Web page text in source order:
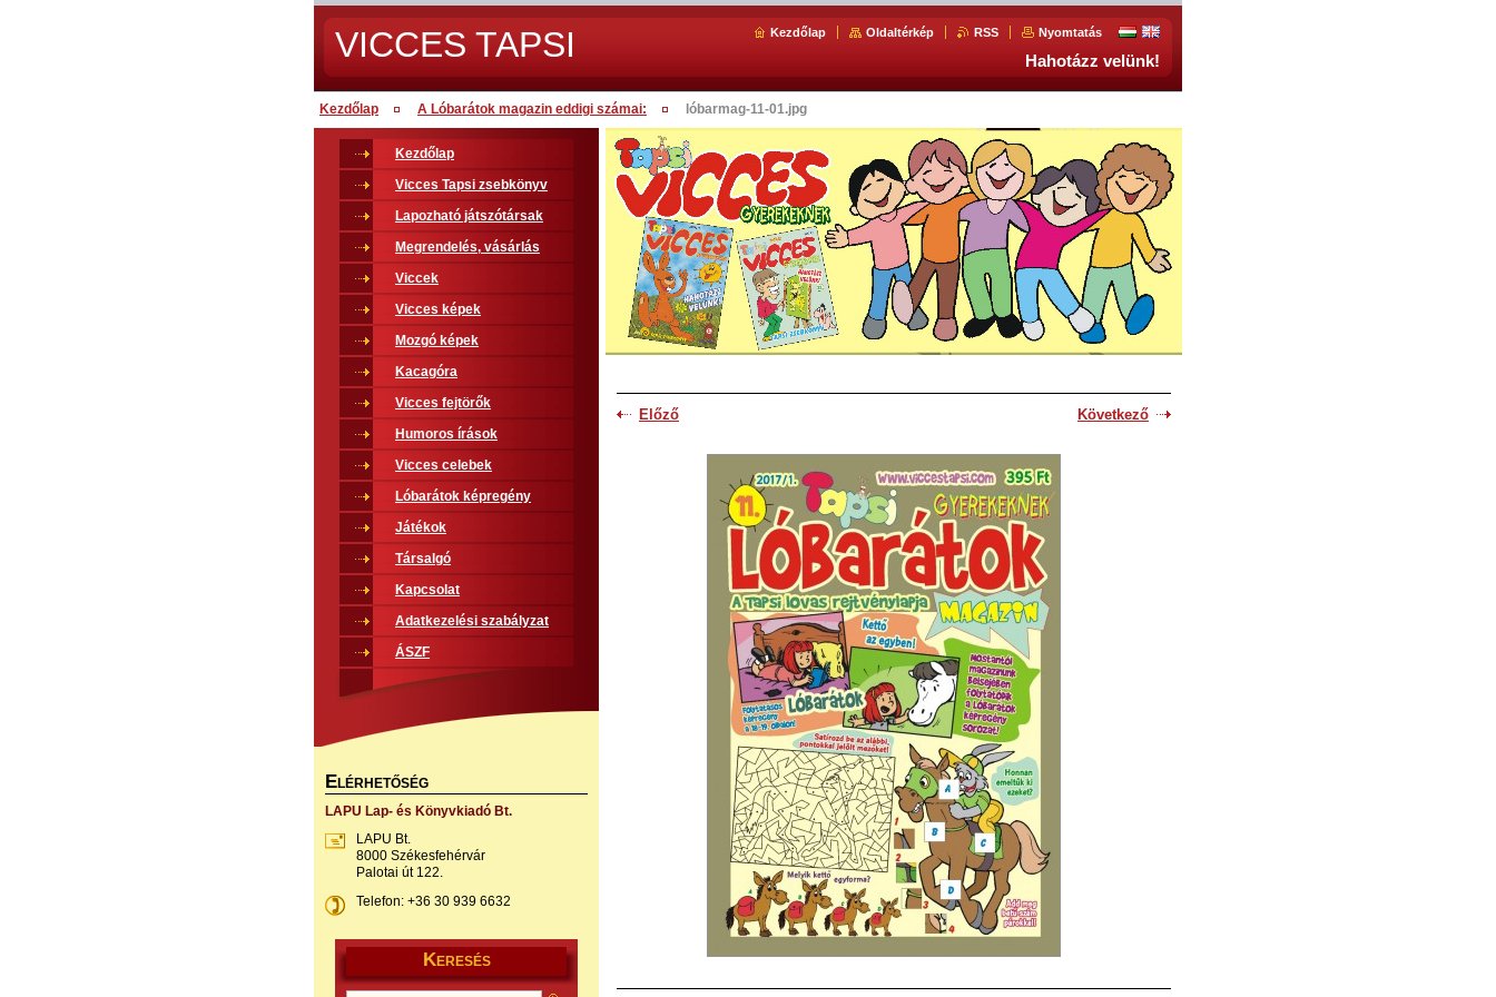
VICCES TAPSI Kezdőlap Oldaltérkép RSS Nyomtatás
Hahotázz velünk!
Kezdőlap A Lóbarátok magazin eddigi számai: lóbarmag-11-01.jpg
Előző Következő
Kezdőlap
Vicces Tapsi zsebkönyv
Lapozható játszótársak
Megrendelés, vásárlás
Viccek
Vicces képek
Mozgó képek
Kacagóra
Vicces fejtörők
Humoros írások
Vicces celebek
Lóbarátok képregény
Játékok
Társalgó
Kapcsolat
Adatkezelési szabályzat
ÁSZF
ELÉRHETŐSÉG
LAPU Lap- és Könyvkiadó Bt.
LAPU Bt.
8000 Székesfehérvár
Palotai út 122.
Telefon: +36 30 939 6632
KERESÉS